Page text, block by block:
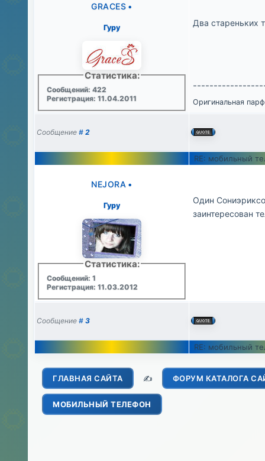
GRACES •
Гуру
Статистика:
Сообщений: 422
Регистрация: 11.04.2011
Два стареньких
Оригинальная
Сообщение#2
RE: мобильный
NEJORA •
Гуру
Статистика:
Сообщений: 1
Регистрация: 11.03.2012
Один
заинтересован
Сообщение#3
RE: мобильный
ГЛАВНАЯ САЙТА ✍️ ФОРУМ КАТАЛОГА
МОБИЛЬНЫЙ ТЕЛЕФОН